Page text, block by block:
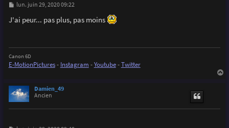
M
s
s
lun. juin 29, 2020 09:22
J'ai peur... pas plus, pas moins
Canon 6D
E-MotionPictures- Instagram -Youtube-Twitter
Damien_49
Ancien